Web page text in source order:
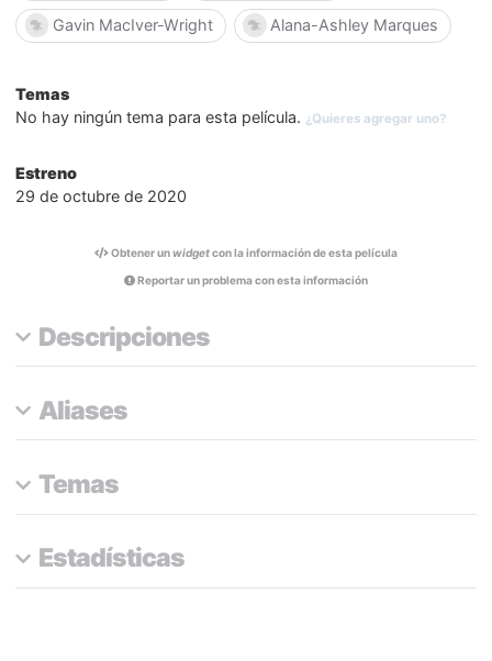
Gavin MacIver-Wright Alana-Ashley Marques
Temas
No hay ningún tema para esta película. ¿Quieres agregar uno?
Estreno
29 de octubre de 2020
Obtener unwidgetcon la información de esta película
Reportar un problema con esta información
Descripciones
Aliases
Temas
Estadísticas